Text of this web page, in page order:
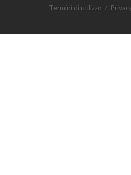
Termini di utilizzo /